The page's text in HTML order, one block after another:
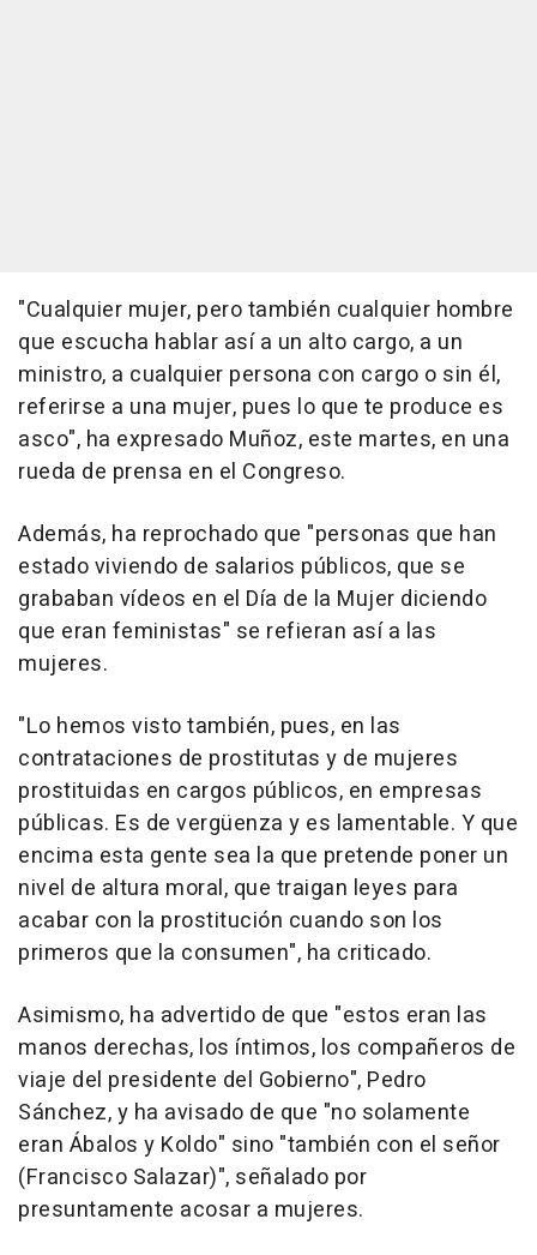
"Cualquier mujer, pero también cualquier hombre
que escucha hablar así a un alto cargo, a un
ministro, a cualquier persona con cargo o sin él,
referirse a una mujer, pues lo que te produce es
asco", ha expresado Muñoz, este martes, en una
rueda de prensa en el Congreso.
Además, ha reprochado que "personas que han
estado viviendo de salarios públicos, que se
grababan vídeos en el Día de la Mujer diciendo
que eran feministas" se refieran así a las
mujeres.
"Lo hemos visto también, pues, en las
contrataciones de prostitutas y de mujeres
prostituidas en cargos públicos, en empresas
públicas. Es de vergüenza y es lamentable. Y que
encima esta gente sea la que pretende poner un
nivel de altura moral, que traigan leyes para
acabar con la prostitución cuando son los
primeros que la consumen", ha criticado.
Asimismo, ha advertido de que "estos eran las
manos derechas, los íntimos, los compañeros de
viaje del presidente del Gobierno", Pedro
Sánchez, y ha avisado de que "no solamente
eran Ábalos y Koldo" sino "también con el señor
(Francisco Salazar)", señalado por
presuntamente acosar a mujeres.